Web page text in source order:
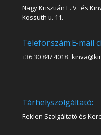
Nagy Krisztián E. V. és
Kossuth u. 11.
Telefonszám:
+36 30 847 4018
E-mail
Tárhelyszolgáltató:
Reklen Szolgáltató és